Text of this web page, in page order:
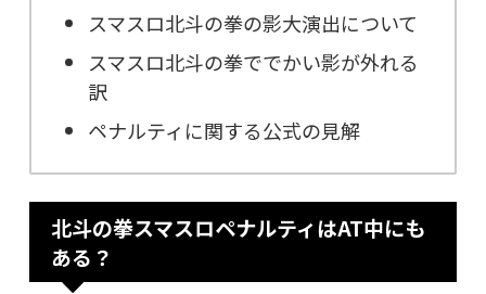
スマスロ北斗の拳の影大演出について
スマスロ北斗の拳ででかい影が外れる
訳
ペナルティに関する公式の見解
北斗の拳スマスロペナルティはAT中にも
ある？